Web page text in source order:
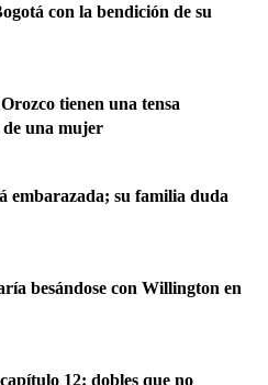
con la bendición de su
tienen una tensa
una mujer
embarazada; su familia duda
besándose con Willington en
12: dobles que no